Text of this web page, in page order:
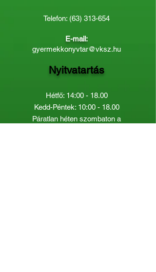
Telefon: (63) 313-654
E-mail:
gyermekkonyvtar@vksz.hu
Nyitvatartás
Hétfő: 14:00 - 18.00
Kedd-Péntek: 10:00 - 18.00
Páratlan héten szombaton a